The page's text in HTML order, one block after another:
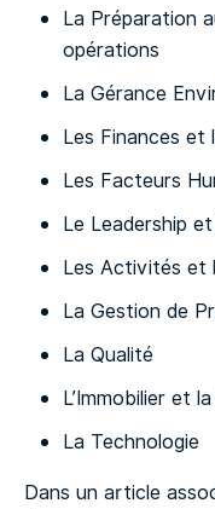
La Préparation
opérations
La Gérance
Les Finances et
Les Facteurs
Le Leadership
Les Activités et
La Gestion de
La Qualité
L’Immobilier et
La Technologie
Dans un article